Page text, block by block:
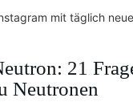
mit täglich
21
Neutronen